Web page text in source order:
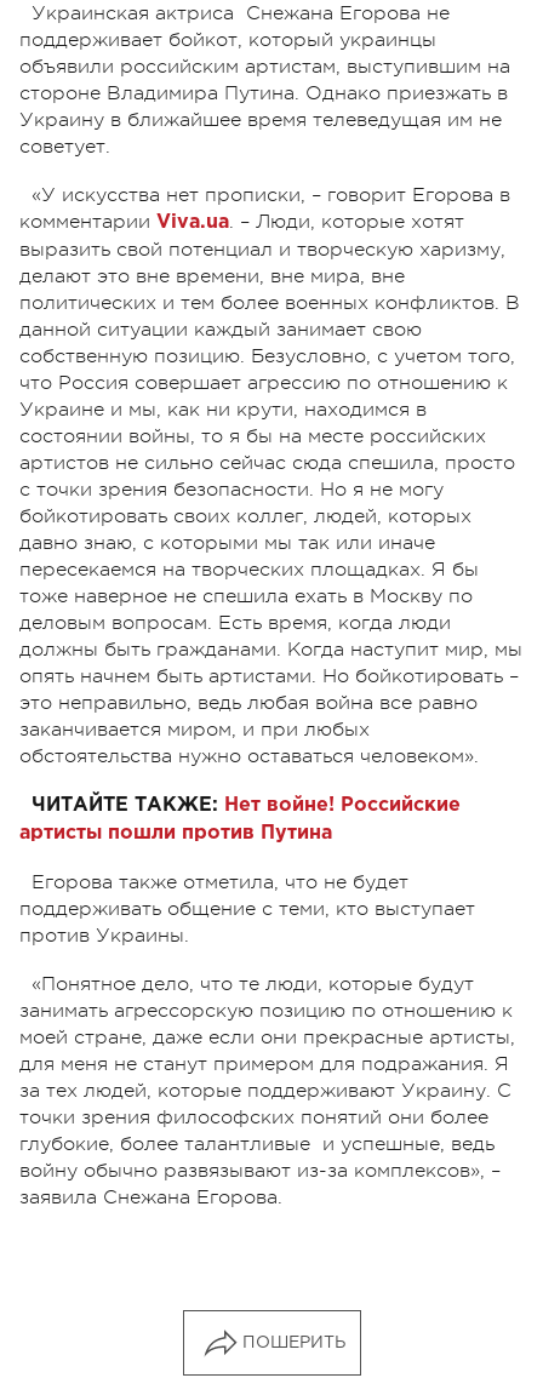
Украинская актриса Снежана Егорова не
поддерживает бойкот, который украинцы
объявили российским артистам, выступившим на
стороне Владимира Путина. Однако приезжать в
Украину в ближайшее время телеведущая им не
советует.
«У искусства нет прописки, – говорит Егорова в
комментарии Viva.ua. – Люди, которые хотят
выразить свой потенциал и творческую харизму,
делают это вне времени, вне мира, вне
политических и тем более военных конфликтов. В
данной ситуации каждый занимает свою
собственную позицию. Безусловно, с учетом того,
что Россия совершает агрессию по отношению к
Украине и мы, как ни крути, находимся в
состоянии войны, то я бы на месте российских
артистов не сильно сейчас сюда спешила, просто
с точки зрения безопасности. Но я не могу
бойкотировать своих коллег, людей, которых
давно знаю, с которыми мы так или иначе
пересекаемся на творческих площадках. Я бы
тоже наверное не спешила ехать в Москву по
деловым вопросам. Есть время, когда люди
должны быть гражданами. Когда наступит мир, мы
опять начнем быть артистами. Но бойкотировать –
это неправильно, ведь любая война все равно
заканчивается миром, и при любых
обстоятельства нужно оставаться человеком».
ЧИТАЙТЕ ТАКЖЕ: Нет войне! Российские
артисты пошли против Путина
Егорова также отметила, что не будет
поддерживать общение с теми, кто выступает
против Украины.
«Понятное дело, что те люди, которые будут
занимать агрессорскую позицию по отношению к
моей стране, даже если они прекрасные артисты,
для меня не станут примером для подражания. Я
за тех людей, которые поддерживают Украину. С
точки зрения философских понятий они более
глубокие, более талантливые и успешные, ведь
войну обычно развязывают из-за комплексов», –
заявила Снежана Егорова.
ПОШЕРИТЬ